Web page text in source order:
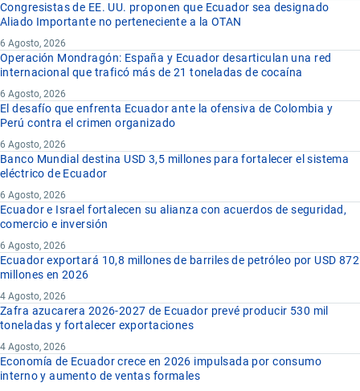
Congresistas de EE. UU. proponen que Ecuador sea designado
Aliado Importante no perteneciente a la OTAN
6 Agosto, 2026
Operación Mondragón: España y Ecuador desarticulan una red
internacional que traficó más de 21 toneladas de cocaína
6 Agosto, 2026
El desafío que enfrenta Ecuador ante la ofensiva de Colombia y
Perú contra el crimen organizado
6 Agosto, 2026
Banco Mundial destina USD 3,5 millones para fortalecer el sistema
eléctrico de Ecuador
6 Agosto, 2026
Ecuador e Israel fortalecen su alianza con acuerdos de seguridad,
comercio e inversión
6 Agosto, 2026
Ecuador exportará 10,8 millones de barriles de petróleo por USD 872
millones en 2026
4 Agosto, 2026
Zafra azucarera 2026-2027 de Ecuador prevé producir 530 mil
toneladas y fortalecer exportaciones
4 Agosto, 2026
Economía de Ecuador crece en 2026 impulsada por consumo
interno y aumento de ventas formales